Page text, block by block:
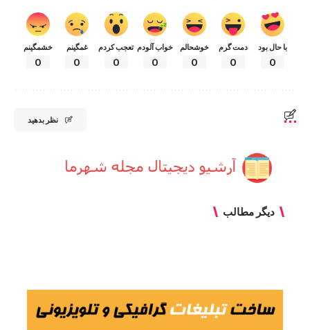
با حال بود
0
دمت گرم
0
خوشحالم
0
خواب آلودم
0
تعجب کردم
0
غمگینم
0
خشمگینم
0
نظر بدهید
دیگر مطالب